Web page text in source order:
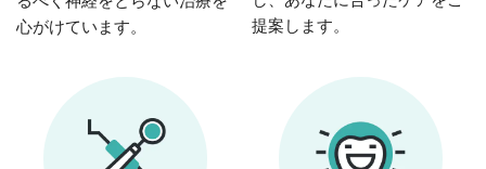
心がけています。
提案します。